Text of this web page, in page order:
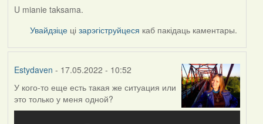
U mianie taksama.
Увайдзіце цізарэгіструйцеся каб пакідаць каментары.
Estydaven - 17.05.2022 - 10:52
У кого-то еще есть такая же ситуация или
это только у меня одной?